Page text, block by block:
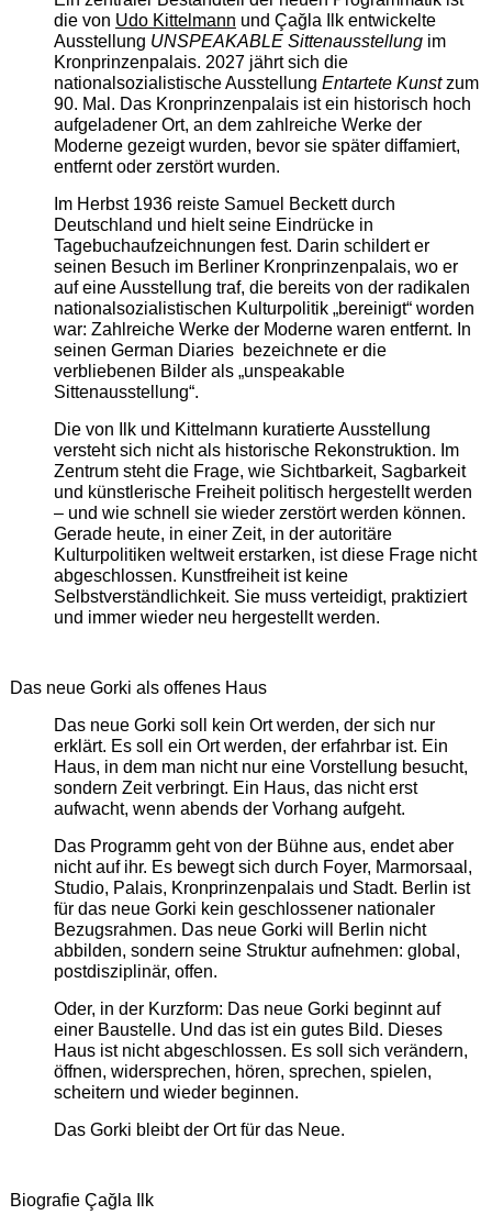
die von Udo Kittelmann und Çağla Ilk entwickelte
Ausstellung UNSPEAKABLE Sittenausstellungim
Kronprinzenpalais. 2027 jährt sich die
nationalsozialistische Ausstellung Entartete Kunstzum
90. Mal. Das Kronprinzenpalais ist ein historisch hoch
aufgeladener Ort, an dem zahlreiche Werke der
Moderne gezeigt wurden, bevor sie später diffamiert,
entfernt oder zerstört wurden.
Im Herbst 1936 reiste Samuel Beckett durch
Deutschland und hielt seine Eindrücke in
Tagebuchaufzeichnungen fest. Darin schildert er
seinen Besuch im Berliner Kronprinzenpalais, wo er
auf eine Ausstellung traf, die bereits von der radikalen
nationalsozialistischen Kulturpolitik „bereinigt“ worden
war: Zahlreiche Werke der Moderne waren entfernt. In
seinen German Diaries bezeichnete er die
verbliebenen Bilder als „unspeakable
Sittenausstellung“.
Die von Ilk und Kittelmann kuratierte Ausstellung
versteht sich nicht als historische Rekonstruktion. Im
Zentrum steht die Frage, wie Sichtbarkeit, Sagbarkeit
und künstlerische Freiheit politisch hergestellt werden
– und wie schnell sie wieder zerstört werden können.
Gerade heute, in einer Zeit, in der autoritäre
Kulturpolitiken weltweit erstarken, ist diese Frage nicht
abgeschlossen. Kunstfreiheit ist keine
Selbstverständlichkeit. Sie muss verteidigt, praktiziert
und immer wieder neu hergestellt werden.
Das neue Gorki als offenes Haus
Das neue Gorki soll kein Ort werden, der sich nur
erklärt. Es soll ein Ort werden, der erfahrbar ist. Ein
Haus, in dem man nicht nur eine Vorstellung besucht,
sondern Zeit verbringt. Ein Haus, das nicht erst
aufwacht, wenn abends der Vorhang aufgeht.
Das Programm geht von der Bühne aus, endet aber
nicht auf ihr. Es bewegt sich durch Foyer, Marmorsaal,
Studio, Palais, Kronprinzenpalais und Stadt. Berlin ist
für das neue Gorki kein geschlossener nationaler
Bezugsrahmen. Das neue Gorki will Berlin nicht
abbilden, sondern seine Struktur aufnehmen: global,
postdisziplinär, offen.
Oder, in der Kurzform: Das neue Gorki beginnt auf
einer Baustelle. Und das ist ein gutes Bild. Dieses
Haus ist nicht abgeschlossen. Es soll sich verändern,
öffnen, widersprechen, hören, sprechen, spielen,
scheitern und wieder beginnen.
Das Gorki bleibt der Ort für das Neue.
Biografie Çağla Ilk